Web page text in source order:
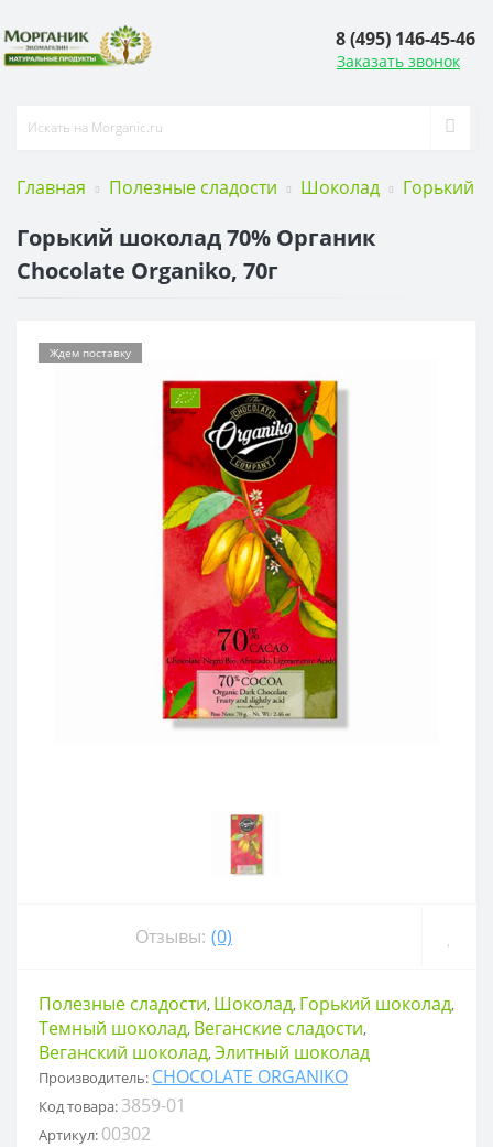
8 (495) 146-45-46
Заказать звонок
Главная Полезные сладости Шоколад Горький
Горький шоколад 70% Органик
Chocolate Organiko, 70г
Ждем поставку
Отзывы: (0)
Полезные сладости, Шоколад, Горький шоколад,
Темный шоколад, Веганские сладости,
Веганский шоколад,Элитный шоколад
Производитель: CHOCOLATE ORGANIKO
Код товара: 3859-01
Артикул: 00302